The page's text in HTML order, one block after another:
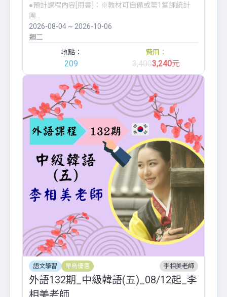
●預計課程內容[用書]：※教材可自備或第1堂課統計
團...
2026-08-04 ~ 2026-10-06
週二
地點：
209
費用：
3,4003,240元
語文學習 早鳥優惠 李相美老師
外語132期_中級韓語(五)_08/12起_李
相美老師